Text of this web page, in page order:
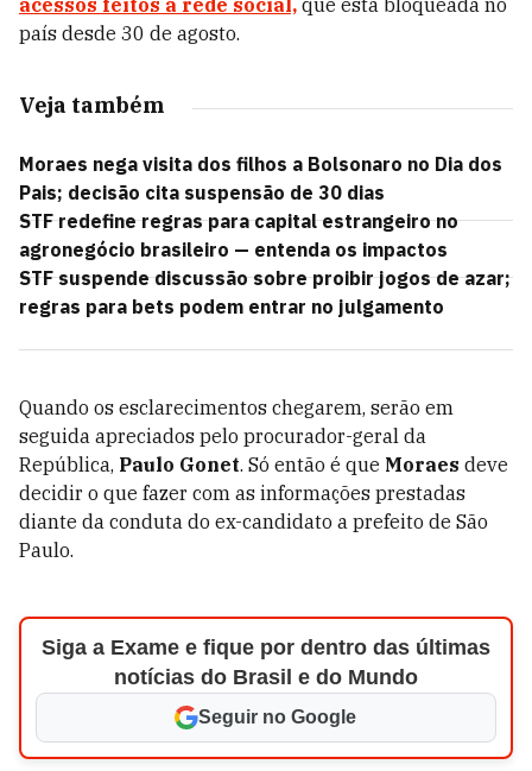
acessos feitos à rede social, que está bloqueada no
país desde 30 de agosto.
Veja também
Moraes nega visita dos filhos a Bolsonaro no Dia dos
Pais; decisão cita suspensão de 30 dias
STF redefine regras para capital estrangeiro no
agronegócio brasileiro — entenda os impactos
STF suspende discussão sobre proibir jogos de azar;
regras para bets podem entrar no julgamento
Quando os esclarecimentos chegarem, serão em
seguida apreciados pelo procurador-geral da
República, Paulo Gonet. Só então é que Moraes deve
decidir o que fazer com as informações prestadas
diante da conduta do ex-candidato a prefeito de São
Paulo.
Siga a Exame e fique por dentro das últimas
notícias do Brasil e do Mundo
Seguir no Google